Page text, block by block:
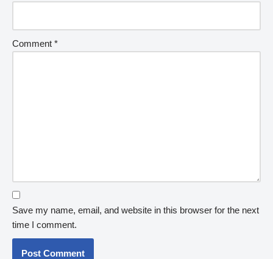
Comment *
Save my name, email, and website in this browser for the next
time I comment.